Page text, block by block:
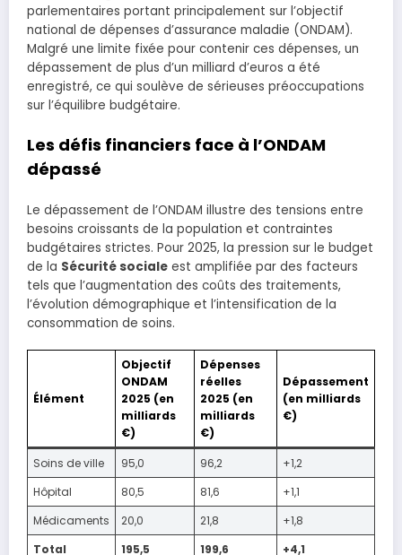
parlementaires portant principalement sur l’objectif
national de dépenses d’assurance maladie (ONDAM).
Malgré une limite fixée pour contenir ces dépenses, un
dépassement de plus d’un milliard d’euros a été
enregistré, ce qui soulève de sérieuses préoccupations
sur l’équilibre budgétaire.
Les défis financiers face à l’ONDAM
dépassé
Le dépassement de l’ONDAM illustre des tensions entre
besoins croissants de la population et contraintes
budgétaires strictes. Pour 2025, la pression sur le budget
de la Sécurité sociale est amplifiée par des facteurs
tels que l’augmentation des coûts des traitements,
l’évolution démographique et l’intensification de la
consommation de soins.
Élément
Objectif
ONDAM
2025 (en
milliards
€)
Dépenses
réelles
2025 (en
milliards
€)
Dépassement
(en milliards
€)
Soins de ville 95,0 96,2
+1,2
Hôpital
80,5 81,6
+1,1
Médicaments
20,0 21,8
+1,8
Total
195,5 199,6 +4,1